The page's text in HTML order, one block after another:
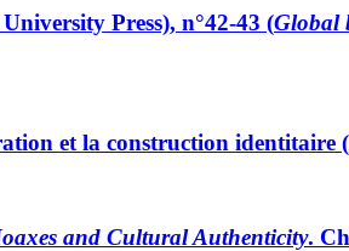
Press), n°42-43 (Global
et la construction identitaire (
and Cultural Authenticity.